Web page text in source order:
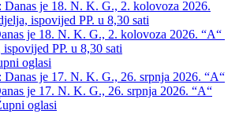
je 18. N. K. G., 2. kolovoza 2026. “A“
PP. u 8,30 sati
oglasi
je 17. N. K. G., 26. srpnja 2026. “A“
oglasi